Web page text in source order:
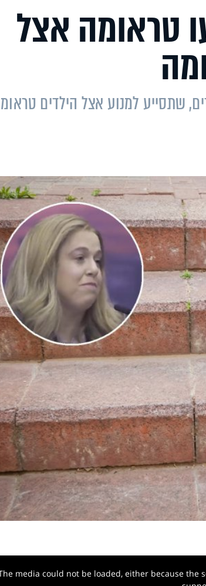
טראומה אצל
שתסייע למנוע אצל הילדים
media could not be loaded, either because